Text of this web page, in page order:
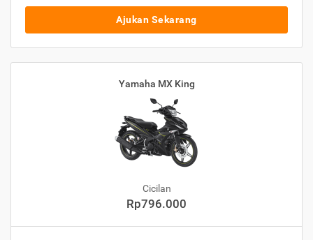
Ajukan Sekarang
Yamaha MX King
Cicilan
Rp796.000